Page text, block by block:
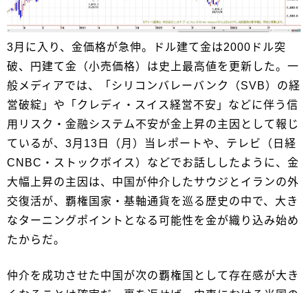
3月に入り、金価格が急伸。ドル建て金は2000ドル突
破、円建て金（小売価格）は史上最高値を更新した。一
般メディアでは、「シリコンバレーバンク（SVB）の経
営破綻」や「クレディ・スイス経営不安」などに伴う信
用リスク・金融システム不安が金上昇の主因として報じ
ているが、3月13日（月）当レポートや、テレビ（日経
CNBC・ストックボイス）などでお話ししたように、金
大幅上昇の主因は、中国が仲介したサウジとイランの外
交復活が、覇権国家・基軸通貨を巡る歴史の中で、大き
なターニングポイントとなる可能性を金が織り込み始め
たからだ。
仲介を成功させた中国が次の覇権国として存在感が大き